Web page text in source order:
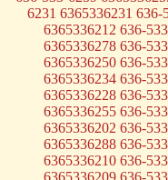
6231 6365336231 636-
6365336212 636-
6365336278 636-
6365336250 636-
6365336234 636-
6365336228 636-
6365336255 636-
6365336202 636-
6365336288 636-
6365336210 636-
6365336209 636-